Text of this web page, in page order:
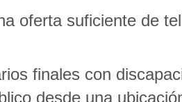
oferta suficiente de
finales con
desde una